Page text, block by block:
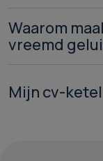
Waarom
vreemd
Mijn cv-